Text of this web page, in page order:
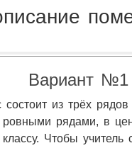
Вариант №1
из трёх
рядами, в
Чтобы